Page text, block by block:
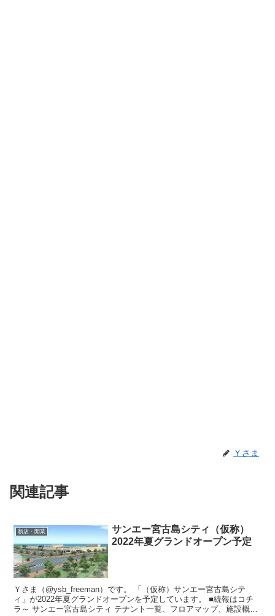
Ｙさま
関連記事
新店・開業
サンエー宮古島シティ（仮称）
2022年夏グランドオープン予定
Ｙさま（@ysb_freeman）です。 「（仮称）サンエー宮古島シテ
ィ」が2022年夏グランドオープンを予定しています。 ■続報はコチ
ラ～ サンエー宮古島シティ テナント一覧、フロアマップ、施設概要